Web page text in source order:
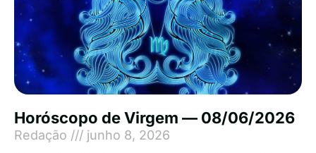
Horóscopo de Virgem — 08/06/2026
Redação junho 8, 2026